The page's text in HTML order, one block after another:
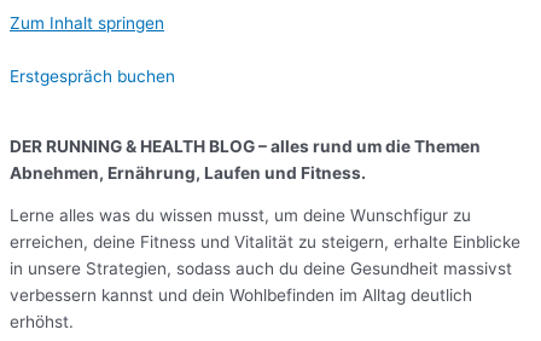
Zum Inhalt springen
Erstgespräch buchen
DER RUNNING & HEALTH BLOG –alles rund um die Themen
Abnehmen, Ernährung, Laufen und Fitness.
Lerne alles was du wissen musst, um deine Wunschfigur zu
erreichen, deine Fitness und Vitalität zu steigern, erhalte Einblicke
in unsere Strategien, sodass auch du deine Gesundheit massivst
verbessern kannst und dein Wohlbefinden im Alltag deutlich
erhöhst.